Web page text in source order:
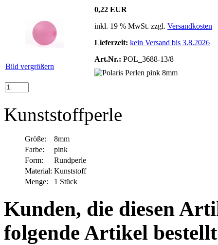
Bild vergrößern
0,22 EUR
inkl. 19 % MwSt. zzgl. Versandkosten
Lieferzeit: kein Versand bis 3.8.2026
Art.Nr.: POL_3688-13/8
Kunststoffperle
Größe:
8mm
Farbe:
pink
Form:
Rundperle
Material: Kunststoff
Menge:
1 Stück
Kunden, die diesen
folgende Artikel